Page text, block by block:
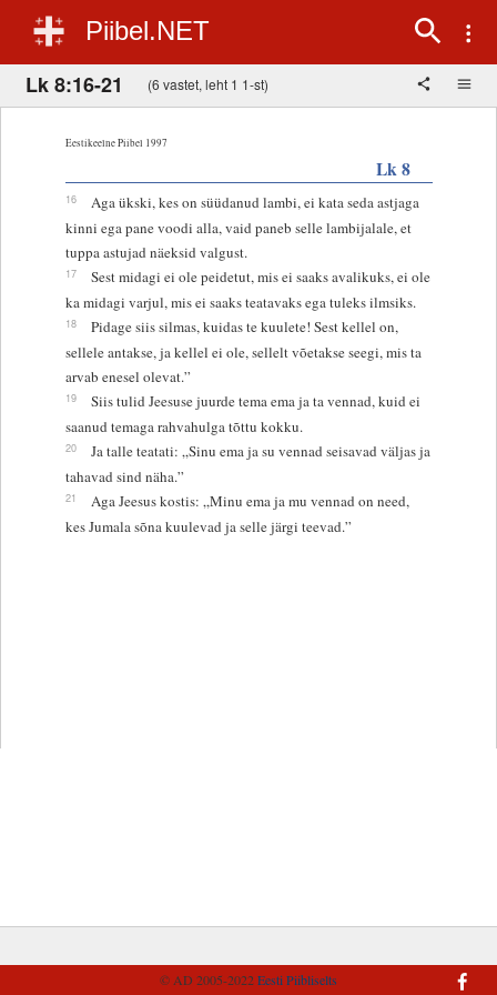
Piibel.NET
Lk 8:16-21 (6 vastet, leht 1 1-st)
Eestikeelne Piibel 1997
Lk 8
16
Aga ükski, kes on süüdanud lambi, ei kata seda astjaga
kinni ega pane voodi alla, vaid paneb selle lambijalale, et
tuppa astujad näeksid valgust.
17
Sest midagi ei ole peidetut, mis ei saaks avalikuks, ei ole
ka midagi varjul, mis ei saaks teatavaks ega tuleks ilmsiks.
18
Pidage siis silmas, kuidas te kuulete! Sest kellel on,
sellele antakse, ja kellel ei ole, sellelt võetakse seegi, mis ta
arvab enesel olevat.”
19
Siis tulid Jeesuse juurde tema ema ja ta vennad, kuid ei
saanud temaga rahvahulga tõttu kokku.
20
Ja talle teatati: „Sinu ema ja su vennad seisavad väljas ja
tahavad sind näha.”
21
Aga Jeesus kostis: „Minu ema ja mu vennad on need,
kes Jumala sõna kuulevad ja selle järgi teevad.”
© AD 2005-2022Eesti Piibliselts